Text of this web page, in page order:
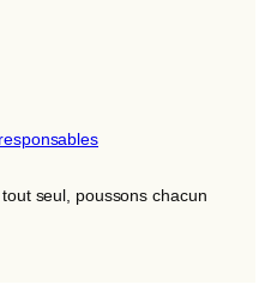
seul, poussons chacun